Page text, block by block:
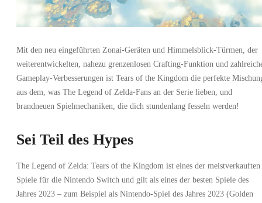
Mit den neu eingeführten Zonai-Geräten und Himmelsblick-Türmen, der
weiterentwickelten, nahezu grenzenlosen Crafting-Funktion und
Gameplay-Verbesserungen ist Tears of the Kingdom die perfekte
aus dem, was The Legend of Zelda-Fans an der Serie lieben, und
brandneuen Spielmechaniken, die dich stundenlang fesseln werden!
Sei Teil des Hypes
The Legend of Zelda: Tears of the Kingdom ist eines der meistverkauften
Spiele für die Nintendo Switch und gilt als eines der besten Spiele des
Jahres 2023 – zum Beispiel als Nintendo-Spiel des Jahres 2023 (Golden